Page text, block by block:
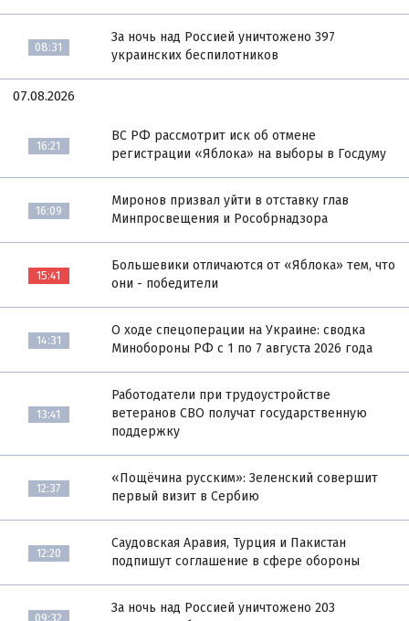
08:31
За ночь над Россией уничтожено 397
украинских беспилотников
07.08.2026
16:21
ВС РФ рассмотрит иск об отмене
регистрации «Яблока» на выборы в Госдуму
16:09
Миронов призвал уйти в отставку глав
Минпросвещения и Рособрнадзора
15:41
Большевики отличаются от «Яблока» тем, что
они - победители
14:31
О ходе спецоперации на Украине: сводка
Минобороны РФ с 1 по 7 августа 2026 года
13:41
Работодатели при трудоустройстве
ветеранов СВО получат государственную
поддержку
12:37
«Пощёчина русским»: Зеленский совершит
первый визит в Сербию
12:20
Саудовская Аравия, Турция и Пакистан
подпишут соглашение в сфере обороны
09:32
За ночь над Россией уничтожено 203